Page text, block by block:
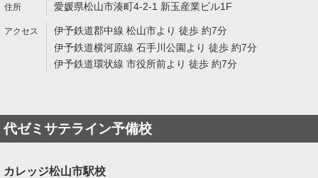
愛媛県松山市湊町4-2-1 新玉産業ビル1F
伊予鉄道郡中線 松山市より 徒歩 約7分
伊予鉄道横河原線 石手川公園より 徒歩 約7分
伊予鉄道環状線 市役所前より 徒歩 約7分
代ゼミサテライン予備校
カレッジ松山市駅校